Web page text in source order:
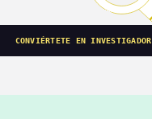
CONVIÉRTETE EN INVESTIGADOR